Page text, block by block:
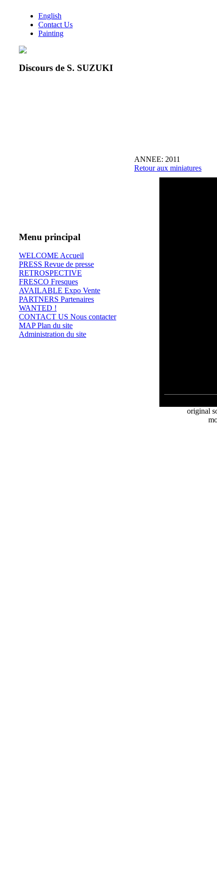
English
Contact Us
Painting
Discours de S. SUZUKI
Menu principal
WELCOME Accueil
PRESS Revue de presse
RETROSPECTIVE
FRESCO Fresques
AVAILABLE Expo Vente
PARTNERS Partenaires
WANTED !
CONTACT US Nous contacter
MAP Plan du site
Administration du site
ANNEE: 2011
Retour aux miniatures
original